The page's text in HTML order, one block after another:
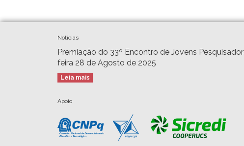
Notícias
Premiação do 33º Encontro de Jovens
feira 28 de Agosto de 2025
Leia mais
Apoio